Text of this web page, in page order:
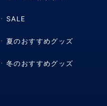
SALE
夏のおすすめグッズ
冬のおすすめグッズ